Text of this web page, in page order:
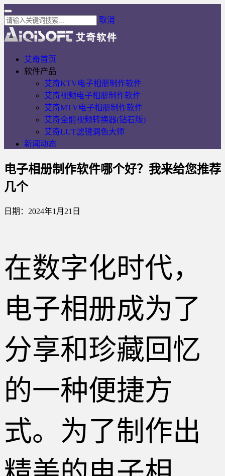
取消
艾奇首页
软件产品
艾奇KTV电子相册制作软件
艾奇视频电子相册制作软件
艾奇MTV电子相册制作软件
艾奇全能视频转换器(钻石版)
艾奇LUT滤镜调色大师
新闻动态
电子相册制作软件哪个好？我来给您推荐
几个
日期：2024年1月21日
在数字化时代，
电子相册成为了
分享和珍藏回忆
的一种便捷方
式。为了制作出